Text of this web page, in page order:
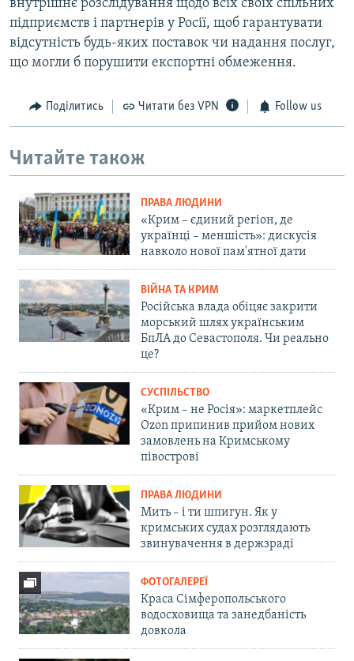
внутрішнє розслідування щодо всіх своїх спільних
підприємств і партнерів у Росії, щоб гарантувати
відсутність будь-яких поставок чи надання послуг,
що могли б порушити експортні обмеження.
Поділитись Читати без VPN Follow us
Читайте також
ПРАВА ЛЮДИНИ
«Крим – єдиний регіон, де
українці – меншість»: дискусія
навколо нової пам'ятної дати
ВІЙНА ТА КРИМ
Російська влада обіцяє закрити
морський шлях українським
БпЛА до Севастополя. Чи реально
це?
СУСПІЛЬСТВО
«Крим – не Росія»: маркетплейс
Ozon припинив прийом нових
замовлень на Кримському
півострові
ПРАВА ЛЮДИНИ
Мить – і ти шпигун. Як у
кримських судах розглядають
звинувачення в держзраді
ФОТОГАЛЕРЕЇ
Краса Сімферопольського
водосховища та занедбаність
довкола